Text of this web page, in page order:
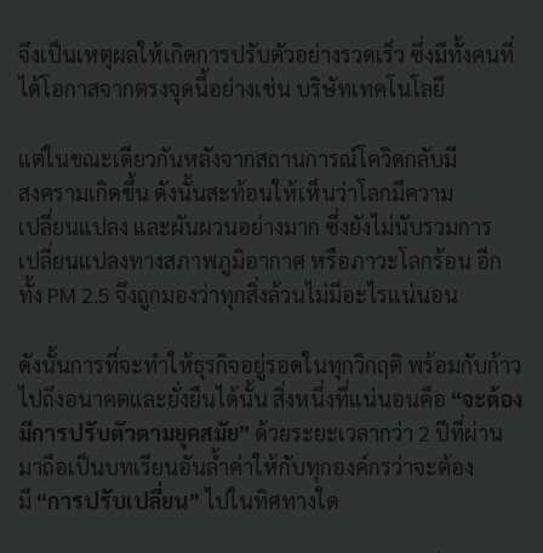
จึงเป็นเหตุผลให้เกิดการปรับตัวอย่างรวดเร็ว ซึ่งมีทั้งคนที่
ได้โอกาสจากตรงจุดนี้อย่างเช่น บริษัทเทคโนโลยี
แต่ในขณะเดียวกันหลังจากสถานการณ์โควิดกลับมี
สงครามเกิดขึ้น ดังนั้นสะท้อนให้เห็นว่าโลกมีความ
เปลี่ยนแปลง และผันผวนอย่างมาก ซึ่งยังไม่นับรวมการ
เปลี่ยนแปลงทางสภาพภูมิอากาศ หรือภาวะโลกร้อน อีก
ทั้ง PM 2.5 จึงถูกมองว่าทุกสิ่งล้วนไม่มีอะไรแน่นอน
ดังนั้นการที่จะทำให้ธุรกิจอยู่รอดในทุกวิกฤติ พร้อมกับก้าว
ไปถึงอนาคตและยั่งยืนได้นั้น สิ่งหนึ่งที่แน่นอนคือ “จะต้อง
มีการปรับตัวตามยุคสมัย” ด้วยระยะเวลากว่า 2 ปีที่ผ่าน
มาถือเป็นบทเรียนอันล้ำค่าให้กับทุกองค์กรว่าจะต้อง
มี “การปรับเปลี่ยน” ไปในทิศทางใด